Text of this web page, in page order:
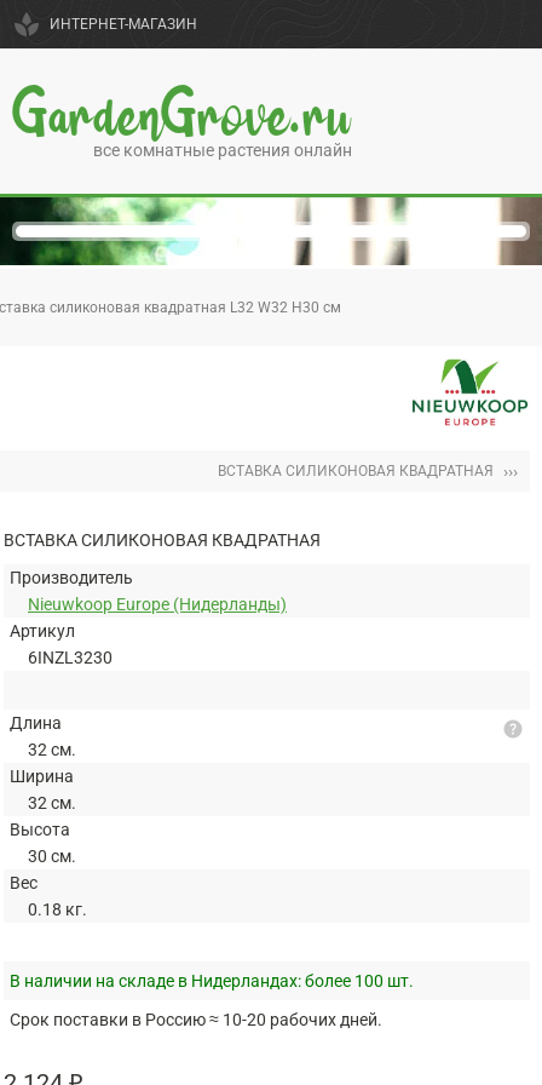
spa ИНТЕРНЕТ-МАГАЗИН
GardenGrove.ru
все комнатные растения онлайн
силиконовая квадратная L32 W32 H30 см
ВСТАВКА СИЛИКОНОВАЯ КВАДРАТНАЯ ›››
ВСТАВКА СИЛИКОНОВАЯ КВАДРАТНАЯ
Производитель
Nieuwkoop Europe (Нидерланды)
Артикул
6INZL3230
Длина
32 см.
Ширина
32 см.
Высота
30 см.
Вес
0.18 кг.
help
В наличии на складе в Нидерландах:более 100 шт.
Срок поставки в Россию ≈ 10-20 рабочих дней.